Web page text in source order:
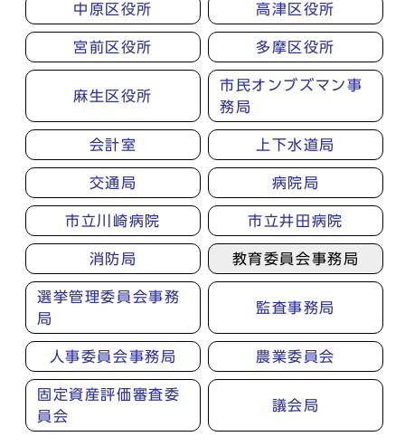
中原区役所 高津区役所
宮前区役所 多摩区役所
麻生区役所
市民オンブズマン事
務局
会計室 上下水道局
交通局 病院局
市立川崎病院 市立井田病院
消防局 教育委員会事務局
選挙管理委員会事務
局
監査事務局
人事委員会事務局 農業委員会
固定資産評価審査委
員会
議会局